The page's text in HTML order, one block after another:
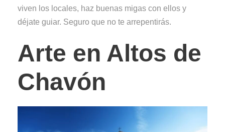
viven los locales, haz buenas migas con ellos y
déjate guiar. Seguro que no te arrepentirás.
Arte en Altos de
Chavón